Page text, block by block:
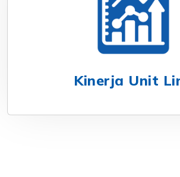
Kinerja Unit